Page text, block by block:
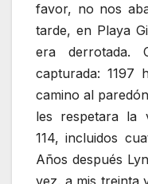
favor, no nos
tarde, en Playa
era derrotada.
capturada: 1197
camino al
les respetara la
114, incluidos
Años después